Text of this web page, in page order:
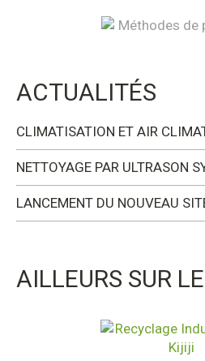
ACTUALITÉS
CLIMATISATION ET AIR
NETTOYAGE PAR ULTRASON
LANCEMENT DU NOUVEAU
AILLEURS SUR